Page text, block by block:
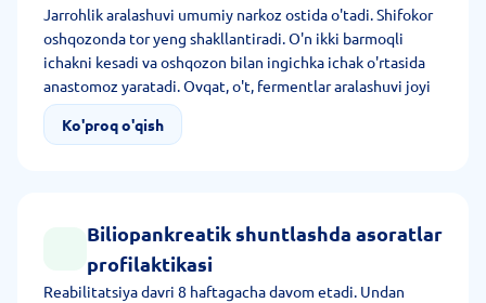
Jarrohlik aralashuvi umumiy narkoz ostida o'tadi. Shifokor
oshqozonda tor yeng shakllantiradi. O'n ikki barmoqli
ichakni kesadi va oshqozon bilan ingichka ichak o'rtasida
anastomoz yaratadi. Ovqat, o't, fermentlar aralashuvi joyi
uchun ilmoqlar shakllantiradi. Zarurat bo'yicha o't pufagi
darhol olib tashlanadi. Protsedura 6 soatgacha davom
Ko'proq o'qish
Biliopankreatik shuntlashda asoratlar
profilaktikasi
Reabilitatsiya davri 8 haftagacha davom etadi. Undan